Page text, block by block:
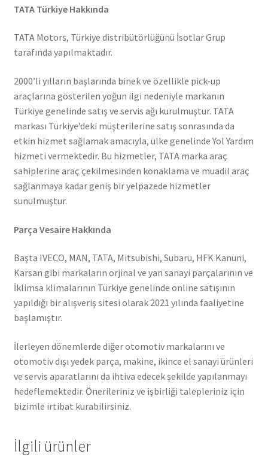
TATA Türkiye Hakkında
TATA Motors, Türkiye distribütörlüğünü İsotlar Grup
tarafında yapılmaktadır.
2000’li yılların başlarında binek ve özellikle pick-up
araçlarına gösterilen yoğun ilgi nedeniyle markanın
Türkiye genelinde satış ve servis ağı kurulmuştur. TATA
markası Türkiye’deki müşterilerine satış sonrasında da
etkin hizmet sağlamak amacıyla, ülke genelinde Yol Yardım
hizmeti vermektedir. Bu hizmetler, TATA marka araç
sahiplerine araç çekilmesinden konaklama ve muadil araç
sağlanmaya kadar geniş bir yelpazede hizmetler
sunulmuştur.
Parça Vesaire Hakkında
Başta IVECO, MAN, TATA, Mitsubishi, Subaru, HFK Kanuni,
Karsan gibi markaların orjinal ve yan sanayi parçalarının ve
İklimsa klimalarının Türkiye genelinde online satışının
yapıldığı bir alışveriş sitesi olarak 2021 yılında faaliyetine
başlamıştır.
İlerleyen dönemlerde diğer otomotiv markalarını ve
otomotiv dışı yedek parça, makine, ikince el sanayi ürünleri
ve servis aparatlarını da ihtiva edecek şekilde yapılanmayı
hedeflemektedir. Önerileriniz ve işbirliği talepleriniz için
bizimle irtibat kurabilirsiniz.
İlgili ürünler